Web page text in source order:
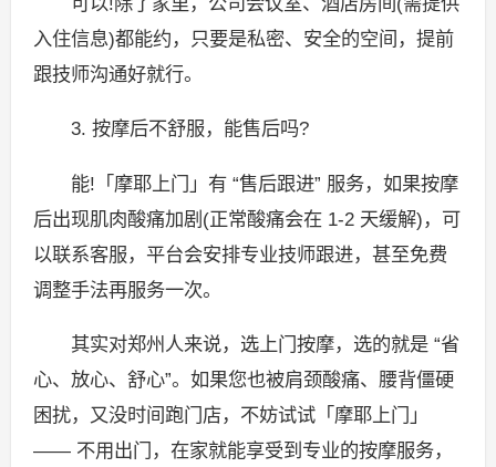
入住信息)都能约，只要是私密、安全的空间，提前
跟技师沟通好就行。
3. 按摩后不舒服，能售后吗?
能!「摩耶上门」有 “售后跟进” 服务，如果按摩
后出现肌肉酸痛加剧(正常酸痛会在 1-2 天缓解)，可
以联系客服，平台会安排专业技师跟进，甚至免费
调整手法再服务一次。
其实对郑州人来说，选上门按摩，选的就是 “省
心、放心、舒心”。如果您也被肩颈酸痛、腰背僵硬
困扰，又没时间跑门店，不妨试试「摩耶上门」
—— 不用出门，在家就能享受到专业的按摩服务，